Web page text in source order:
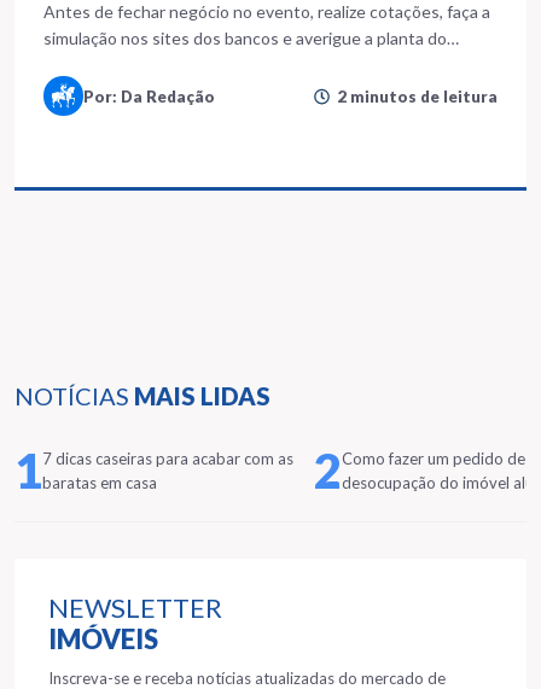
NOTÍCIAS MAIS LIDAS
17 dicas caseiras para acabar com as
baratas em casa
2Como fazer um pedido de
desocupação do imóvel
NEWSLETTER
IMÓVEIS
Inscreva-se e receba notícias atualizadas do mercado de
Antes de fechar negócio no evento, realize cotações, faça a
simulação nos sites dos bancos e averigue a planta do
Por: Da Redação 2 minutos de leitura